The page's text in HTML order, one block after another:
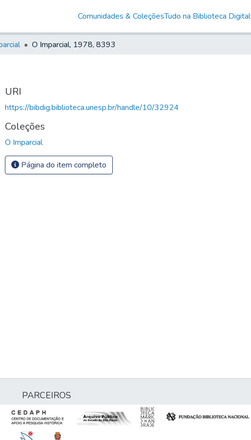
Comunidades & ColeçõesTudo na Biblioteca Digital
O Imparcial, 1978, 8393
URI
https://bibdig.biblioteca.unesp.br/handle/10/32924
Coleções
O Imparcial
Página do item completo
PARCEIROS